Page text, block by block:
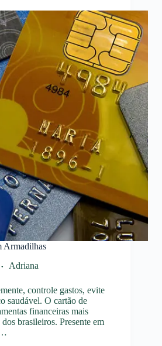
Armadilhas
Adriana
controle gastos, evite
saudável. O cartão de
financeiras mais
brasileiros. Presente em